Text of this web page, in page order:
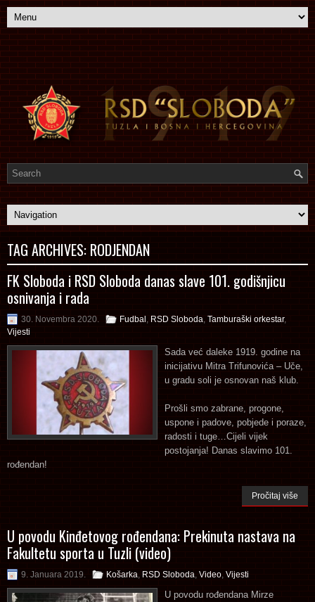
TAG ARCHIVES: RODJENDAN
FK Sloboda i RSD Sloboda danas slave 101. godišnjicu
osnivanja i rada
30. Novembra 2020. Fudbal RSD Sloboda Tamburaški orkestar,
Vijesti
Sada već daleke 1919. godine na
inicijativu Mitra Trifunovića – Uče,
u gradu soli je osnovan naš klub.
Prošli smo zabrane, progone,
uspone i padove, pobjede i poraze,
radosti i tuge…Cijeli vijek
postojanja! Danas slavimo 101.
rođendan!
Pročitaj više
U povodu Kinđetovog rođendana: Prekinuta nastava na
Fakultetu sporta u Tuzli (video)
9. Januara 2019. Košarka RSD Sloboda Video Vijesti
U povodu rođendana Mirze